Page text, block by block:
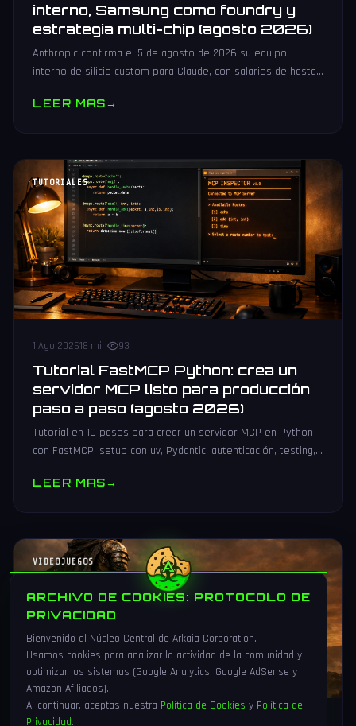
interno, Samsung como foundry y
estrategia multi-chip (agosto 2026)
Anthropic confirma el 5 de agosto de 2026 su equipo
interno de silicio custom para Claude, con salarios de hasta
estrategia multi-chip.
LEER MAS→
TUTORIALES
1 Ago 202618 min 93
Tutorial FastMCP Python: crea un
servidor MCP listo para producción
paso a paso (agosto 2026)
Tutorial en 10 pasos para crear un servidor MCP en Python
con FastMCP: setup con uv, Pydantic, autenticación, testing,
LEER MAS→
VIDEOJUEGOS
ARCHIVO DE COOKIES: PROTOCOLO DE
PRIVACIDAD
Bienvenido al Núcleo Central de Arkaia Corporation.
Usamos cookies para analizar la actividad de la comunidad y
optimizar los sistemas (Google Analytics, Google AdSense y
Amazon Afiliados).
Al continuar, aceptas nuestra Política de Cookies y Política de
Privacidad.